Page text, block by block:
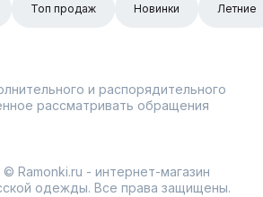
Топ продаж Новинки Летние
и распорядительного
рассматривать обращения
Ramonki.ru - интернет-магазин
одежды. Все права защищены.